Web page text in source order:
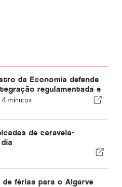
da Economia defende
regulamentada e
um canal acelerado para
4 minutos
de caravela-
férias para o Algarve